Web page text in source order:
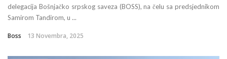
delegacija Bošnjačko srpskog saveza (BOSS), na čelu sa predsjednikom
Samirom Tandirom, u ...
Boss 13 Novembra, 2025